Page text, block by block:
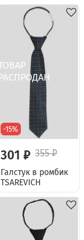
-15%
301 ₽ 355 ₽
Галстук в ромбик
TSAREVICH